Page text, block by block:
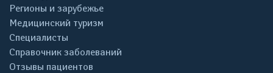
Регионы и зарубежье
Медицинский туризм
Специалисты
Справочник заболеваний
Отзывы пациентов